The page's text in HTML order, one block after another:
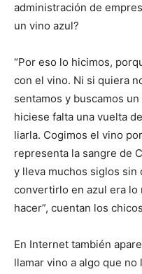
administración de
un vino azul?
“Por eso lo hicimos,
con el vino. Ni si quiera
sentamos y buscamos
hiciese falta una vuelta
liarla. Cogimos el vino
representa la sangre de
y lleva muchos siglos sin
convertirlo en azul era lo
hacer”, cuentan los
En Internet también
llamar vino a algo que no